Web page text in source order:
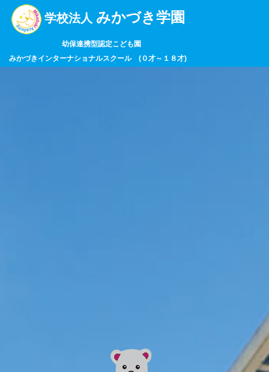
学校法人 みかづき学園
幼保連携型認定こども園
みかづきインターナショナルスクール (０才～１８才)